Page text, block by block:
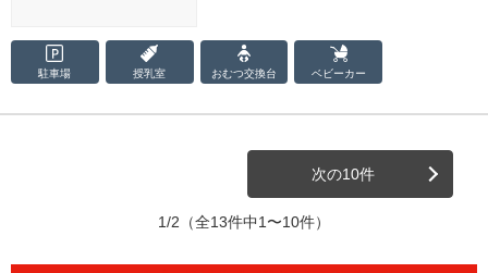
駐車場 授乳室 おむつ交換台 ベビーカー
次の10件
1/2 （全13件中1〜10件）